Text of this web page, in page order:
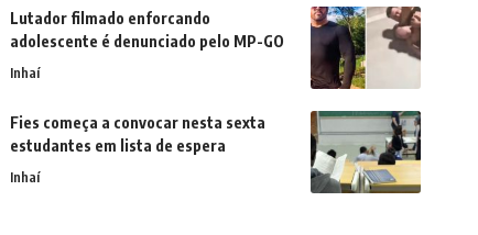
Lutador filmado enforcando
adolescente é denunciado pelo MP-GO
Inhaí
Fies começa a convocar nesta sexta
estudantes em lista de espera
Inhaí